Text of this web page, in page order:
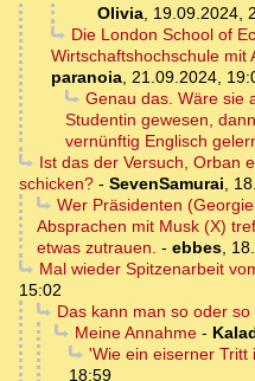
Olivia, 19.09.2024,
Die London School of
Wirtschaftshochschule mit
paranoia, 21.09.2024,
Genau das. Wäre sie
Studentin gewesen,
vernünftig Englisch
Ist das der Versuch, Orban
schicken? - SevenSamurai,
Wer Präsidenten
Absprachen mit Musk (X)
etwas zutrauen. - ebbes,
Mal wieder Spitzenarbeit
15:02
Das kann man so oder so
Meine Annahme-
'Wie ein eiserner Tritt
18:59